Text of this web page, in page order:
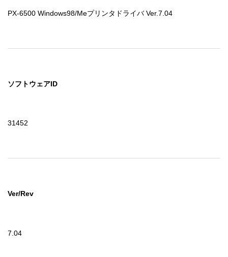
PX-6500 Windows98/Meプリンタドライバ Ver.7.04
ソフトウェアID
31452
Ver/Rev
7.04